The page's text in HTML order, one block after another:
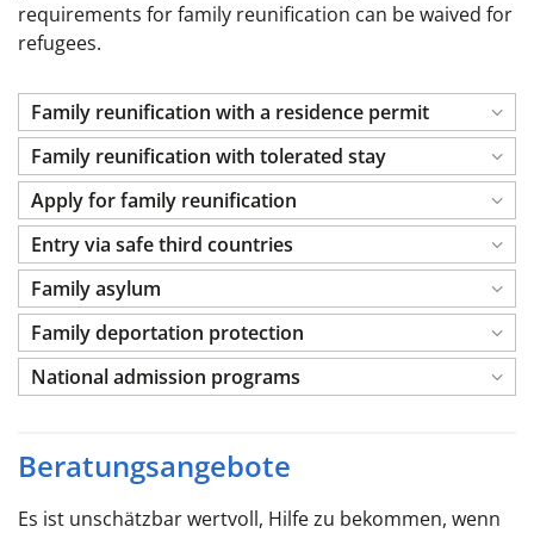
requirements for family reunification can be waived for
refugees.
Family reunification with a residence permit
Family reunification with tolerated stay
Apply for family reunification
Entry via safe third countries
Family asylum
Family deportation protection
National admission programs
Beratungsangebote
Es ist unschätzbar wertvoll, Hilfe zu bekommen, wenn